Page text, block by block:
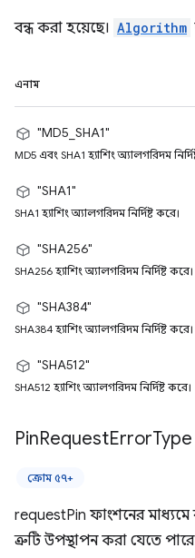
বন্ধ করা হয়েছে। Algorithm
এনাম
"MD5_SHA1"
MD5 এবং SHA1 হ্যাশিং অ্যালগরিদম
"SHA1"
SHA1 হ্যাশিং অ্যালগরিদম নির্দিষ্ট করে।
"SHA256"
SHA256 হ্যাশিং অ্যালগরিদম নির্দিষ্ট করে।
"SHA384"
SHA384 হ্যাশিং অ্যালগরিদম নির্দিষ্ট করে।
"SHA512"
SHA512 হ্যাশিং অ্যালগরিদম নির্দিষ্ট করে।
PinRequestErrorType
ক্রোম ৫৭+
requestPin ফাংশনের মাধ্যমে
ত্রুটি উপস্থাপন করা যেতে